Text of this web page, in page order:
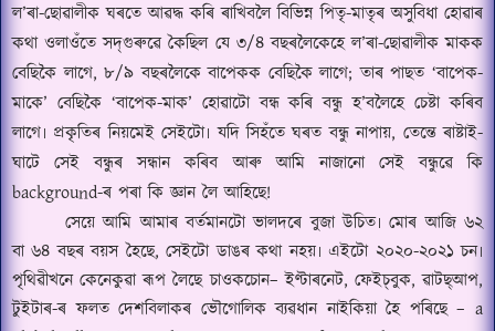
ল’ৰা-ছোৱালীক ঘৰতে আৱদ্ধ কৰি ৰাখিবলৈ বিভিন্ন পিতৃ-মাতৃৰ অসুবিধা হোৱাৰ
কথা ওলাওঁতে সদ্গুৰুৱে কৈছিল যে ৩/৪ বছৰলৈকেহে ল’ৰা-ছোৱালীক মাকক
বেছিকৈ লাগে,৮/৯ বছৰলৈকে বাপেকক বেছিকৈ লাগে;তাৰ পাছত‘বাপেক-
মাকে’ বেছিকৈ ‘বাপেক-মাক’ হোৱাটো বন্ধ কৰি বন্ধু হ’বলৈহে চেষ্টা কৰিব
লাগে৷ প্ৰকৃতিৰ নিয়মেই সেইটো৷ যদি সিহঁতে ঘৰত বন্ধু নাপায়, তেন্তে ৰাষ্টাই-
ঘাটে সেই বন্ধুৰ সন্ধান কৰিব আৰু আমি নাজানো সেই বন্ধুৱে কি
background-ৰ পৰা কি জ্ঞান লৈ আহিছে!
সেয়ে আমি আমাৰ বৰ্তমানটো ভালদৰে বুজা উচিত৷ মোৰ আজি ৬২
বা ৬৪ বছৰ বয়স হৈছে,সেইটো ডাঙৰ কথা নহয়৷ এইটো ২০২০-২০২১ চন৷
পৃথিৱীখনে কেনেকুৱা ৰূপ লৈছে চাওকচোন–ইণ্টাৰনেট, ফেইচ্বুক,ৱাটছ্আপ,
টুইটাৰ-ৰ ফলত দেশবিলাকৰ ভৌগোলিক ব্যৱধান নাইকিয়া হৈ পৰিছে– a